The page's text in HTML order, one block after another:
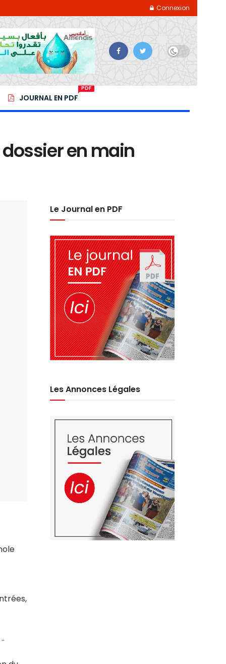
Connexion
JOURNAL EN PDF
PDF
en main
Le Journal en PDF
Les Annonces Légales